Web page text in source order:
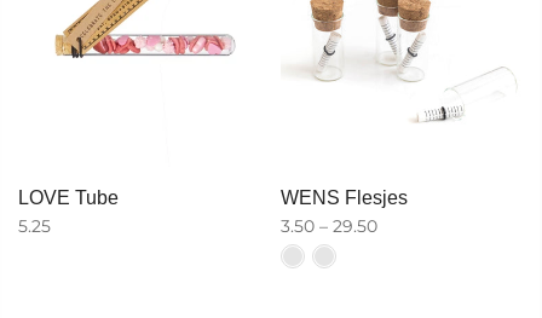
LOVE Tube
5.25
WENS Flesjes
3.50 – 29.50